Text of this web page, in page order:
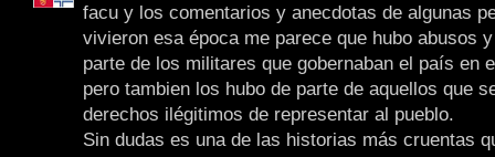
facu y los comentarios y anecdotas de algunas
vivieron esa época me parece que hubo abusos
parte de los militares que gobernaban el país en
pero tambien los hubo de parte de aquellos que
derechos ilégitimos de representar al pueblo.
Sin dudas es una de las historias más cruentas